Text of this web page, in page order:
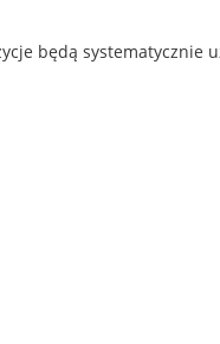
będą systematycznie